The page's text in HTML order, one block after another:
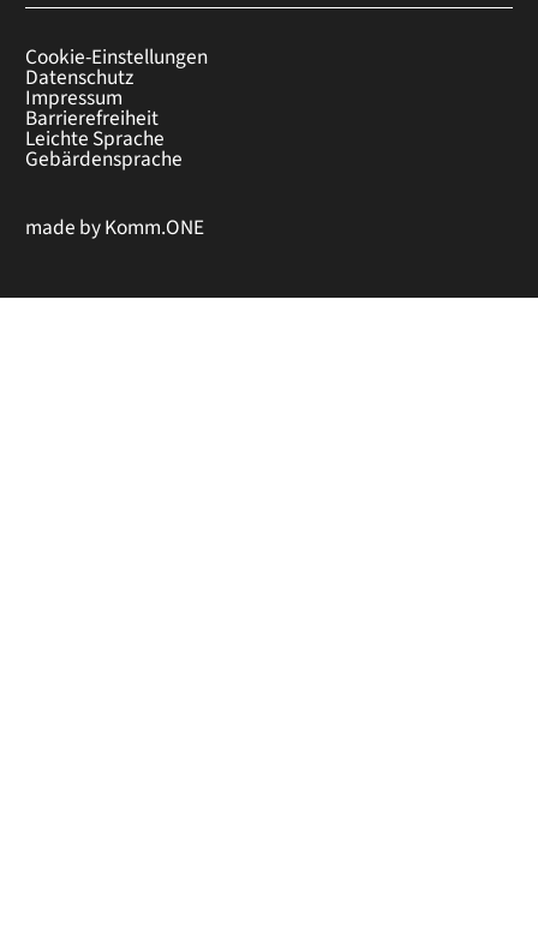
Cookie-Einstellungen
Datenschutz
Impressum
Barrierefreiheit
Leichte Sprache
Gebärdensprache
made byKomm.ONE